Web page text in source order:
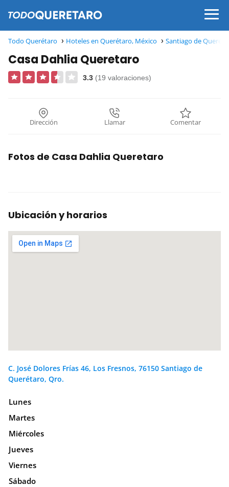
Todo Querétaro Hoteles en Querétaro, México Santiago de
Casa Dahlia Queretaro
3.3 (19 valoraciones)
Dirección Llamar Comentar
Fotos de Casa Dahlia Queretaro
Ubicación y horarios
C. José Dolores Frías 46, Los Fresnos, 76150 Santiago de
Querétaro, Qro.
Lunes
Martes
Miércoles
Jueves
Viernes
Sábado